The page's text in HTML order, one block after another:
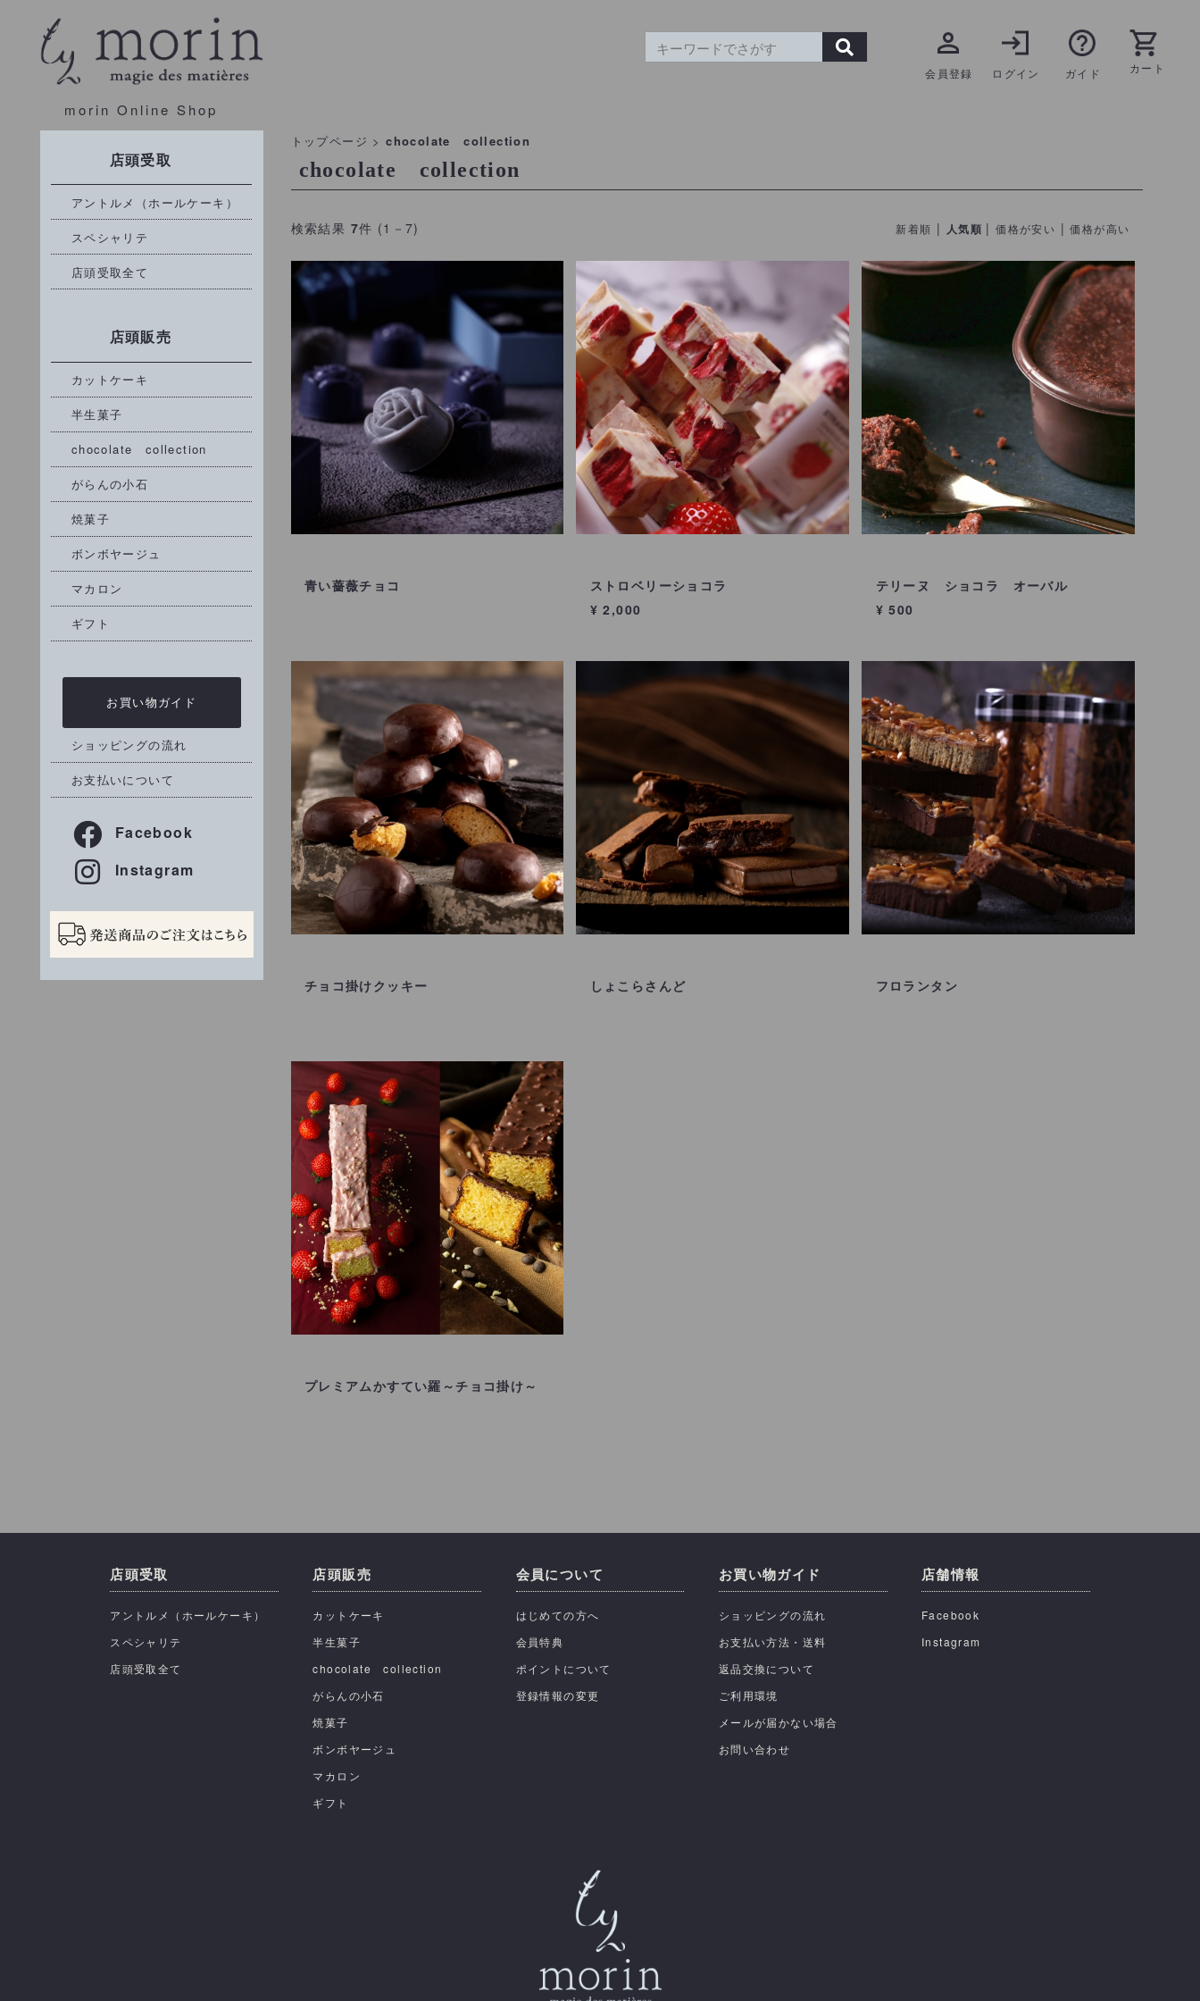
会員登録 ログイン ガイド カート
morin Online Shop
店頭受取
アントルメ（ホールケーキ）
スペシャリテ
店頭受取全て
店頭販売
カットケーキ
半生菓子
chocolate collection
がらんの小石
焼菓子
ボンボヤージュ
マカロン
ギフト
お買い物ガイド
ショッピングの流れ
お支払いについて
Facebook
Instagram
トップページ >chocolate collection
chocolate collection
検索結果 7件 (1－7) 新着順 | 人気順 |価格が安い |価格が高い
青い薔薇チョコ
ストロベリーショコラ
¥ 2,000
テリーヌ ショコラ オーバル
¥ 500
チョコ掛けクッキー しょこらさんど フロランタン
プレミアムかすてい羅～チョコ掛け～
店頭受取
アントルメ（ホールケーキ）
スペシャリテ
店頭受取全て
店頭販売
カットケーキ
半生菓子
chocolate collection
がらんの小石
焼菓子
ボンボヤージュ
マカロン
ギフト
会員について
はじめての方へ
会員特典
ポイントについて
登録情報の変更
お買い物ガイド
ショッピングの流れ
お支払い方法・送料
返品交換について
ご利用環境
メールが届かない場合
お問い合わせ
店舗情報
Facebook
Instagram